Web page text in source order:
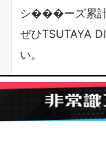
シ���ーズ累計
ぜひTSUTAYA
い。
＼ 海猿シ